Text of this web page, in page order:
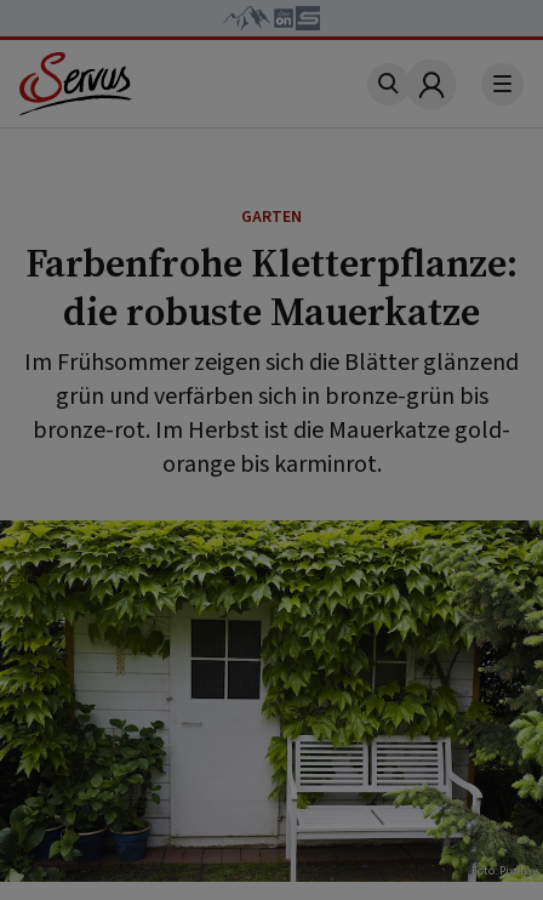
Account
GARTEN
Farbenfrohe Kletterpflanze:
die robuste Mauerkatze
Im Frühsommer zeigen sich die Blätter glänzend
grün und verfärben sich in bronze-grün bis
bronze-rot. Im Herbst ist die Mauerkatze gold-
orange bis karminrot.
Foto: Pixabay